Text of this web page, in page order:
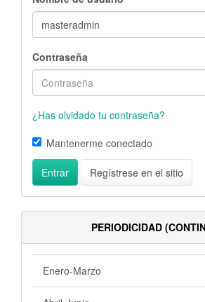
Contraseña
¿Has olvidado tu contraseña?
Mantenerme conectado
Entrar Regístrese en el sitio
PERIODICIDAD
Enero-Marzo